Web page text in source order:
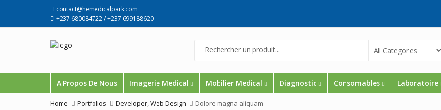
contact@hemedicalpark.com
+237 680084722 / +237 699188620
A Propos De Nous Imagerie Medical Mobilier Medical Diagnostic Consomables Laboratoire
Home Portfolios Developer,Web Design Dolore magna aliquam